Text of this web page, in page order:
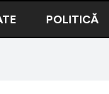
POLITICĂ